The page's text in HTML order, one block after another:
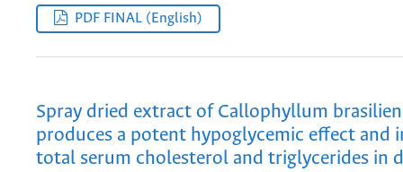
PDF FINAL (English)
Spray dried extract of Callophyllum
produces a potent hypoglycemic effect and
total serum cholesterol and triglycerides in